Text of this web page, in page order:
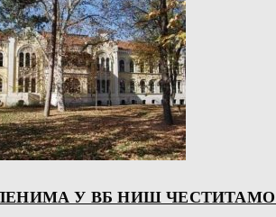
У ВБ НИШ